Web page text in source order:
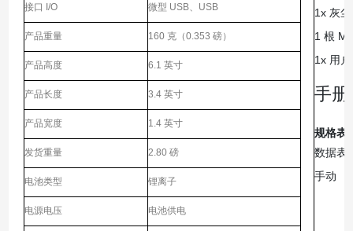
1x 灰
1 根
1x 用
手册
规格表
数据表
手动
接口 I/O 微型 USB、USB
产品重量 160 克（0.353 磅）
产品高度 6.1 英寸
产品长度 3.4 英寸
产品宽度 1.4 英寸
发货重量 2.80 磅
电池类型 锂离子
电源电压 电池供电